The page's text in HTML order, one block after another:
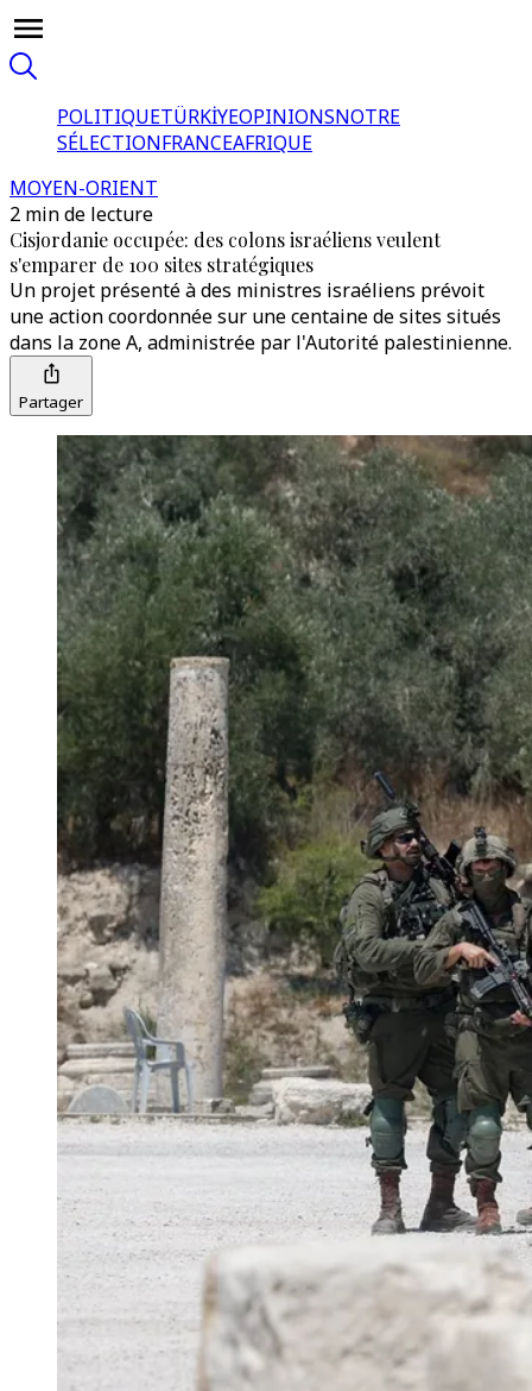
POLITIQUETÜRKİYEOPINIONSNOTRE
SÉLECTIONFRANCEAFRIQUE
MOYEN-ORIENT
2 min de lecture
Cisjordanie occupée: des colons israéliens veulent
s'emparer de 100 sites stratégiques
Un projet présenté à des ministres israéliens prévoit
une action coordonnée sur une centaine de sites situés
dans la zone A, administrée par l'Autorité palestinienne.
Partager